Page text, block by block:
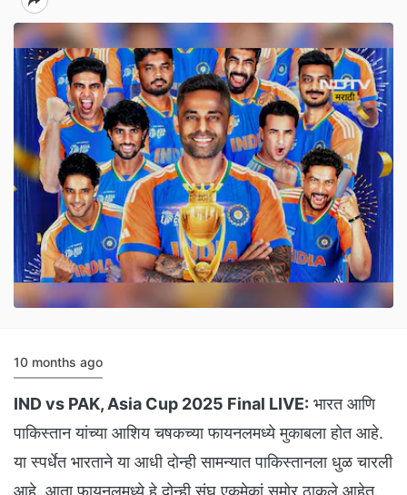
10 months ago
IND vs PAK, Asia Cup 2025 Final LIVE: भारत आणि
पाकिस्तान यांच्या आशिय चषकच्या फायनलमध्ये मुकाबला होत आहे.
या स्पर्धेत भारताने या आधी दोन्ही सामन्यात पाकिस्तानला धुळ चारली
आहे. आता फायनलमध्ये हे दोन्ही संघ एकमेकां समोर ठाकले आहेत.